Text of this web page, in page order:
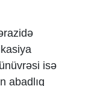
isə
abadlıq